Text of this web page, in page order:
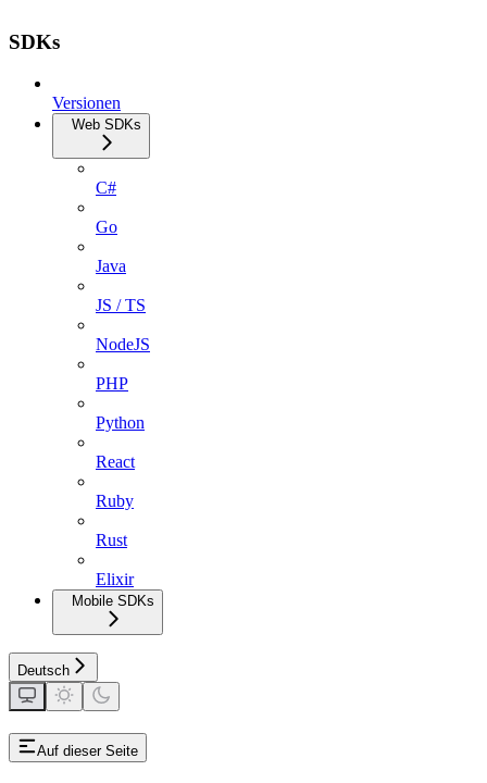
SDKs
Versionen
Web SDKs
C#
Go
Java
JS / TS
NodeJS
PHP
Python
React
Ruby
Rust
Elixir
Mobile SDKs
Deutsch
Auf dieser Seite